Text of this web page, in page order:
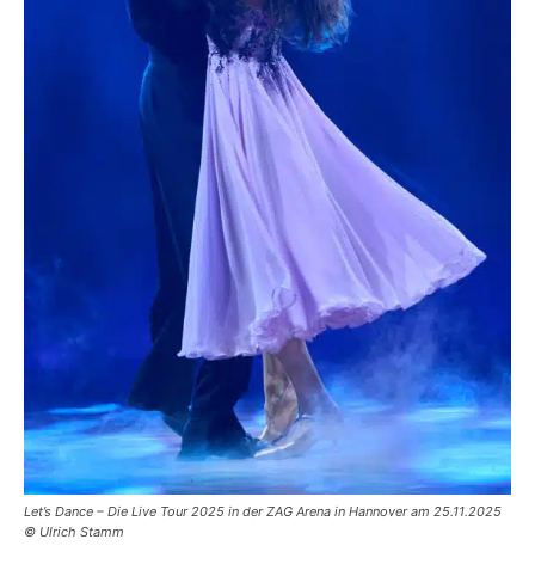
Let’s Dance – Die Live Tour 2025 in der ZAG Arena in Hannover am 25.11.2025
© Ulrich Stamm